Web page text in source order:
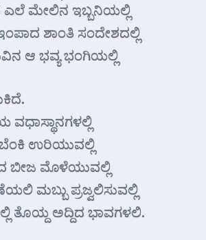
ಎಲೆ ಮೇಲಿನ ಇಬ್ಬನಿಯಲ್ಲಿ
ಶಾಂತಿ ಸಂದೇಶದಲ್ಲಿ
ಆ ಭವ್ಯ ಭಂಗಿಯಲ್ಲಿ
ಬೆಂಕಿ ಉರಿಯುವಲ್ಲಿ
ಬೀಜ ಮೊಳೆಯುವಲ್ಲಿ
ಮಬ್ಬು ಪ್ರಜ್ವಲಿಸುವಲ್ಲಿ
ತೊಯ್ದ ಅದ್ದಿದ ಭಾವಗಳಲಿ.